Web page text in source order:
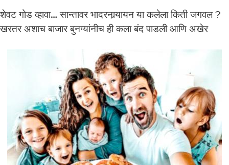
शेवट गोड व्हावा… सान्तावर भादरनार्‍यायन या कलेला किती जगवल ?
खरतर अशाच बाजार बुनग्यांनीच ही कला बंद पाडली आणि अखेर